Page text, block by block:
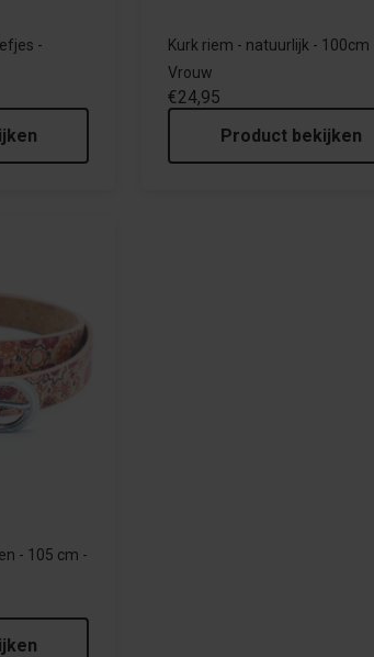
-
Kurk riem - natuurlijk - 100cm
Vrouw
€24,95
Product bekijken
- 105 cm -